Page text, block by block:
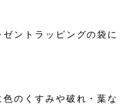
ントラッピングの袋に
のくすみや破れ・葉な